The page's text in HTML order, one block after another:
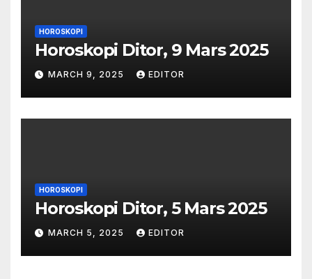
HOROSKOPI
Horoskopi Ditor, 9 Mars 2025
MARCH 9, 2025 EDITOR
HOROSKOPI
Horoskopi Ditor, 5 Mars 2025
MARCH 5, 2025 EDITOR